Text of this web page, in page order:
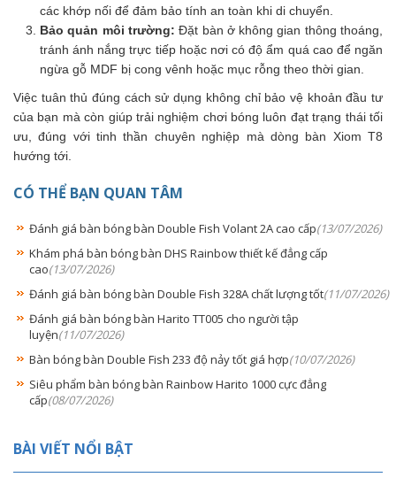
các khớp nối để đảm bảo tính an toàn khi di chuyển.
Bảo quản môi trường: Đặt bàn ở không gian thông thoáng,
tránh ánh nắng trực tiếp hoặc nơi có độ ẩm quá cao để ngăn
ngừa gỗ MDF bị cong vênh hoặc mục rỗng theo thời gian.
Việc tuân thủ đúng cách sử dụng không chỉ bảo vệ khoản đầu tư
của bạn mà còn giúp trải nghiệm chơi bóng luôn đạt trạng thái tối
ưu, đúng với tinh thần chuyên nghiệp mà dòng bàn Xiom T8
hướng tới.
CÓ THỂ BẠN QUAN TÂM
Đánh giá bàn bóng bàn Double Fish Volant 2A cao cấp(13/07/2026)
Khám phá bàn bóng bàn DHS Rainbow thiết kế đẳng cấp
cao(13/07/2026)
Đánh giá bàn bóng bàn Double Fish 328A chất lượng tốt(11/07/2026)
Đánh giá bàn bóng bàn Harito TT005 cho người tập
luyện(11/07/2026)
Bàn bóng bàn Double Fish 233 độ nảy tốt giá hợp(10/07/2026)
Siêu phẩm bàn bóng bàn Rainbow Harito 1000 cực đẳng
cấp(08/07/2026)
BÀI VIẾT NỔI BẬT